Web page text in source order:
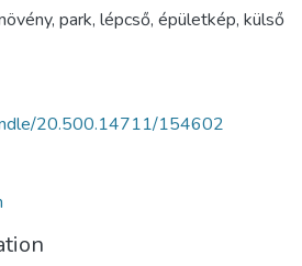
, park, lépcső, épületkép, külső
20.500.14711/154602